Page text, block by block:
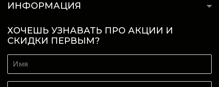
ИНФОРМАЦИЯ
ХОЧЕШЬ УЗНАВАТЬ ПРО АКЦИИ И
СКИДКИ ПЕРВЫМ?